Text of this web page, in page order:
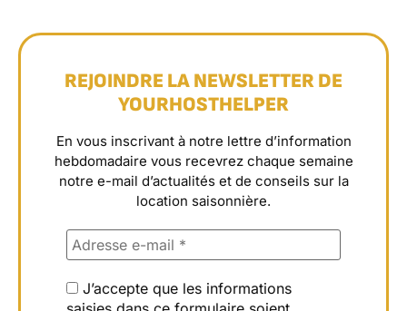
REJOINDRE LA NEWSLETTER DE
YOURHOSTHELPER
En vous inscrivant à notre lettre d’information
hebdomadaire vous recevrez chaque semaine
notre e-mail d’actualités et de conseils sur la
location saisonnière.
J’accepte que les informations